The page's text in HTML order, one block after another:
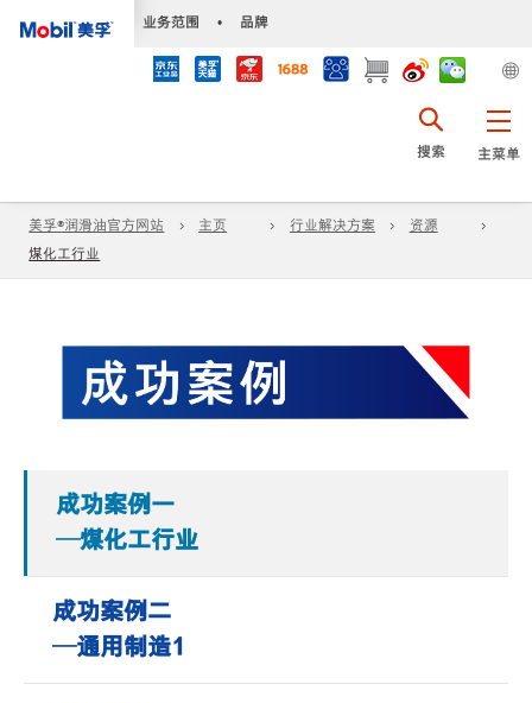
业务范围 • 品牌
主菜单
搜索
美孚®润滑油官方网站 主页 行业解决方案
资源
煤化工行业
成功案例一
—煤化工行业
成功案例二
—通用制造1